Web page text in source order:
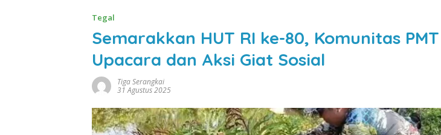
Tegal
Semarakkan HUT RI ke-80, Komunitas
Upacara dan Aksi Giat Sosial
Tiga Serangkai
31 Agustus 2025